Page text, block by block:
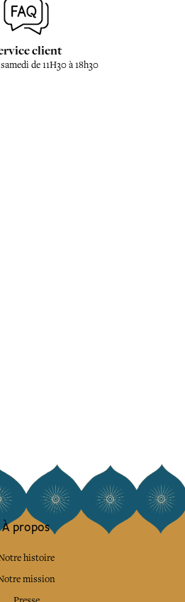
client
de 11H30 à 18h30
À propos
histoire
mission